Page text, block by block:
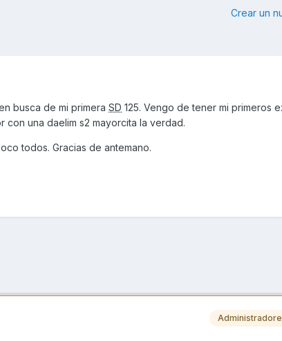
Crear un
busca de mi primera SD 125. Vengo de tener mi primeros
con una daelim s2 mayorcita la verdad.
todos. Gracias de antemano.